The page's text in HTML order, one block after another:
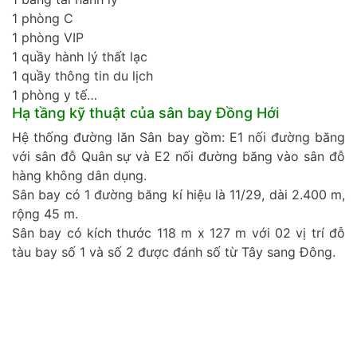
1 phòng C
1 phòng VIP
1 quầy hành lý thất lạc
1 quầy thông tin du lịch
1 phòng y tế…
Hạ tầng kỹ thuật của sân bay Đồng Hới
Hệ thống đường lăn Sân bay gồm: E1 nối đường băng
với sân đỗ Quân sự và E2 nối đường băng vào sân đỗ
hàng không dân dụng.
Sân bay có 1 đường băng kí hiệu là 11/29, dài 2.400 m,
rộng 45 m.
Sân bay có kích thước 118 m x 127 m với 02 vị trí đỗ
tàu bay số 1 và số 2 được đánh số từ Tây sang Đông.